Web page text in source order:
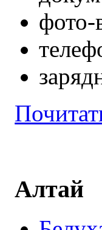
фото-
Алтай